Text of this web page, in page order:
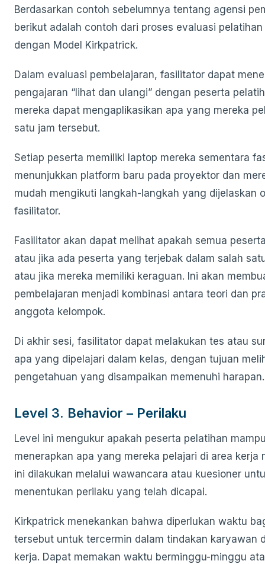
Berdasarkan contoh sebelumnya tentang agensi
berikut adalah contoh dari proses evaluasi
dengan Model Kirkpatrick.
Dalam evaluasi pembelajaran, fasilitator dapat
pengajaran “lihat dan ulangi” dengan peserta
mereka dapat mengaplikasikan apa yang mereka
satu jam tersebut.
Setiap peserta memiliki laptop mereka sementara
menunjukkan platform baru pada proyektor dan
mudah mengikuti langkah-langkah yang dijelaskan
fasilitator.
Fasilitator akan dapat melihat apakah semua
atau jika ada peserta yang terjebak dalam salah
atau jika mereka memiliki keraguan. Ini akan
pembelajaran menjadi kombinasi antara teori dan
anggota kelompok.
Di akhir sesi, fasilitator dapat melakukan tes atau
apa yang dipelajari dalam kelas, dengan tujuan
pengetahuan yang disampaikan memenuhi harapan.
Level 3. Behavior – Perilaku
Level ini mengukur apakah peserta pelatihan
menerapkan apa yang mereka pelajari di area kerja
ini dilakukan melalui wawancara atau kuesioner
menentukan perilaku yang telah dicapai.
Kirkpatrick menekankan bahwa diperlukan waktu
tersebut untuk tercermin dalam tindakan karyawan
kerja. Dapat memakan waktu berminggu-minggu